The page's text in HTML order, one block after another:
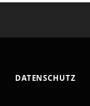
DATENSCHUTZ